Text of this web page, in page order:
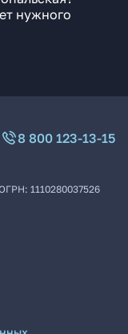
нужного
8 800 123-13-15
1110280037526